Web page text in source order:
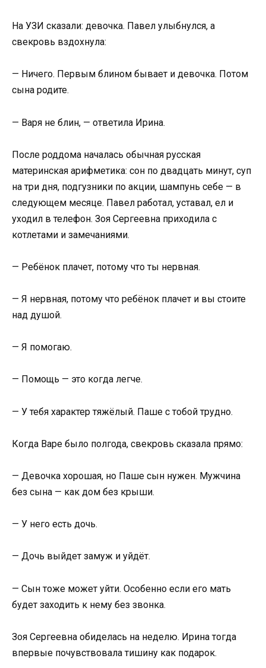
На УЗИ сказали: девочка. Павел улыбнулся, а
свекровь вздохнула:
— Ничего. Первым блином бывает и девочка. Потом
сына родите.
— Варя не блин, — ответила Ирина.
После роддома началась обычная русская
материнская арифметика: сон по двадцать минут, суп
на три дня, подгузники по акции, шампунь себе — в
следующем месяце. Павел работал, уставал, ел и
уходил в телефон. Зоя Сергеевна приходила с
котлетами и замечаниями.
— Ребёнок плачет, потому что ты нервная.
— Я нервная, потому что ребёнок плачет и вы стоите
над душой.
— Я помогаю.
— Помощь — это когда легче.
— У тебя характер тяжёлый. Паше с тобой трудно.
Когда Варе было полгода, свекровь сказала прямо:
— Девочка хорошая, но Паше сын нужен. Мужчина
без сына — как дом без крыши.
— У него есть дочь.
— Дочь выйдет замуж и уйдёт.
— Сын тоже может уйти. Особенно если его мать
будет заходить к нему без звонка.
Зоя Сергеевна обиделась на неделю. Ирина тогда
впервые почувствовала тишину как подарок.